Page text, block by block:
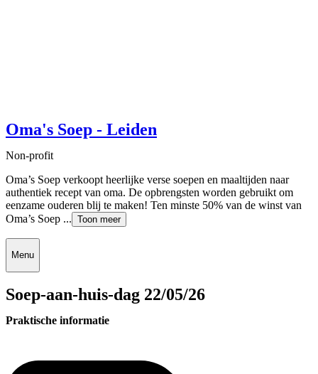
Oma's Soep - Leiden
Non-profit
Oma’s Soep verkoopt heerlijke verse soepen en maaltijden naar
authentiek recept van oma. De opbrengsten worden gebruikt om
eenzame ouderen blij te maken! Ten minste 50% van de winst van
Oma’s Soep ... Toon meer
Menu
Soep-aan-huis-dag 22/05/26
Praktische informatie